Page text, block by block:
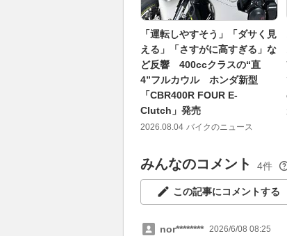
「運転しやすそう」「ダサく見
える」「さすがに高すぎる」な
ど反響 400ccクラスの“直
4”フルカウル ホンダ新型
「CBR400R FOUR E-
Clutch」発売
2026.08.04 バイクのニュース
みんなのコメント 4件
この記事にコメントする
nor******** 2026/6/08 08:25